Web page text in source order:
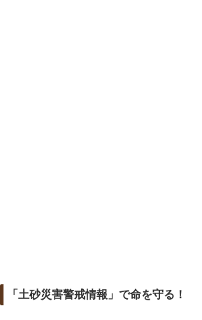
「土砂災害警戒情報」で命を守る！